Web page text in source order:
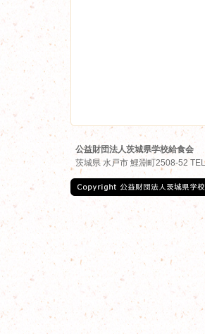
公益財団法人茨城県学校給食会
茨城県 水戸市 鯉淵町2508-52 TEL